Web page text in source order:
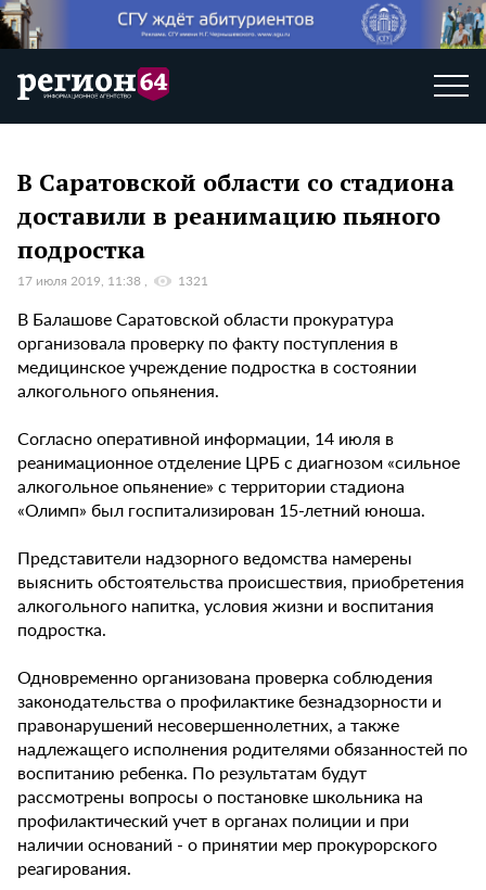
В Саратовской области со стадиона
доставили в реанимацию пьяного
подростка
17 июля 2019, 11:38 1321
В Балашове Саратовской области прокуратура
организовала проверку по факту поступления в
медицинское учреждение подростка в состоянии
алкогольного опьянения.
Согласно оперативной информации, 14 июля в
реанимационное отделение ЦРБ с диагнозом «сильное
алкогольное опьянение» с территории стадиона
«Олимп» был госпитализирован 15-летний юноша.
Представители надзорного ведомства намерены
выяснить обстоятельства происшествия, приобретения
алкогольного напитка, условия жизни и воспитания
подростка.
Одновременно организована проверка соблюдения
законодательства о профилактике безнадзорности и
правонарушений несовершеннолетних, а также
надлежащего исполнения родителями обязанностей по
воспитанию ребенка. По результатам будут
рассмотрены вопросы о постановке школьника на
профилактический учет в органах полиции и при
наличии оснований - о принятии мер прокурорского
реагирования.